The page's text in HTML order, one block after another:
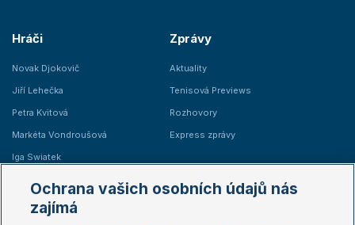
Hráči
Novak Djokovič
Jiří Lehečka
Petra Kvitová
Markéta Vondroušová
Iga Swiatek
Zprávy
Aktuality
Tenisová Previews
Rozhovory
Express zprávy
Žebříčky
Ochrana vašich osobních údajů nás
zajímá